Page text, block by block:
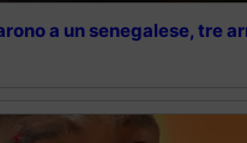
a un senegalese, tre